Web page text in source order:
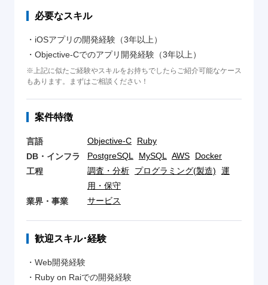
必要なスキル
・iOSアプリの開発経験（3年以上）
・Objective-Cでのアプリ開発経験（3年以上）
※上記に似たご経験やスキルをお持ちでしたらご紹介可能なケース
もあります。まずはご相談ください！
案件特徴
言語 Objective-C
Ruby
DB・インフラ
PostgreSQL MySQL AWS
Docker
工程
調査・分析 プログラミング(製造)
運
用・保守
業界・事業
サービス
歓迎スキル･経験
・Web開発経験
・Ruby on Raiでの開発経験